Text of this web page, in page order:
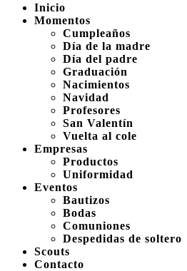
Inicio
Momentos
Cumpleaños
Día de la madre
Día del padre
Graduación
Nacimientos
Navidad
Profesores
San Valentín
Vuelta al cole
Empresas
Productos
Uniformidad
Eventos
Bautizos
Bodas
Comuniones
Despedidas de soltero
Scouts
Contacto